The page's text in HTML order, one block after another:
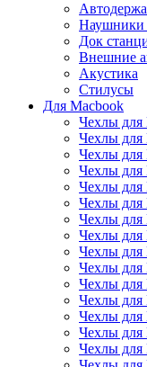
Наушники
Док
Внешние
Акустика
Стилусы
Для Macbook
Чехлы для
Чехлы для
Чехлы для
Чехлы для
Чехлы для
Чехлы для
Чехлы для
Чехлы для
Чехлы для
Чехлы для
Чехлы для
Чехлы для
Чехлы для
Чехлы для
Чехлы для